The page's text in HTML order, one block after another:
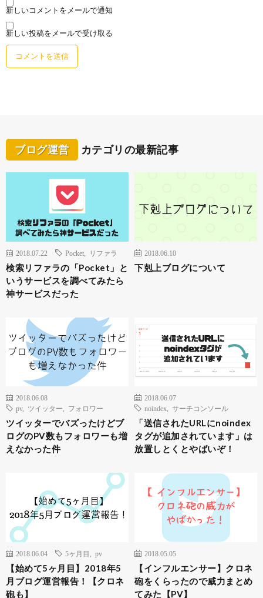
新しいコメントをメールで通知
新しい投稿をメールで受け取る
ブログ運営 カテゴリの最新記事
2018.07.22 Pocket リファラ
検索リファラの「Pocket」と
いうサービスを調べてみたら
神サービスだった
2018.06.10
下剋上ブログについて
2018.06.08
pv, ツイッター フォロワー
ツイッターでバズったけどブ
ログのPV数もフォロワーも増
えなかった件
2018.06.07
noindex
サーチコンソール
「送信されたURLにnoindex
タグが追加されています」は
放置しとくとやばいぞ！
2018.06.04 5ヶ月目 pv
【始めて5ヶ月目】2018年5
月ブログ運営報告！【クロネ
砲も】
2018.05.05
【インフルエンサー】クロネ
砲をくらったので威力まとめ
てみた【PV】